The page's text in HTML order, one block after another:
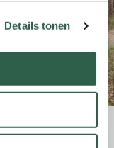
Details tonen